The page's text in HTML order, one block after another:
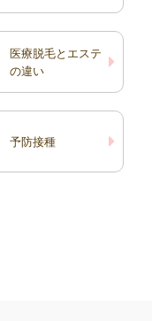
医療脱毛とエステ
の違い
予防接種